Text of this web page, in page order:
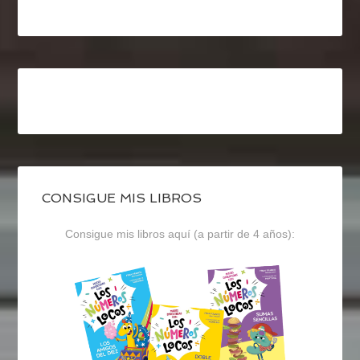
CONSIGUE MIS LIBROS
Consigue mis libros aquí (a partir de 4 años):